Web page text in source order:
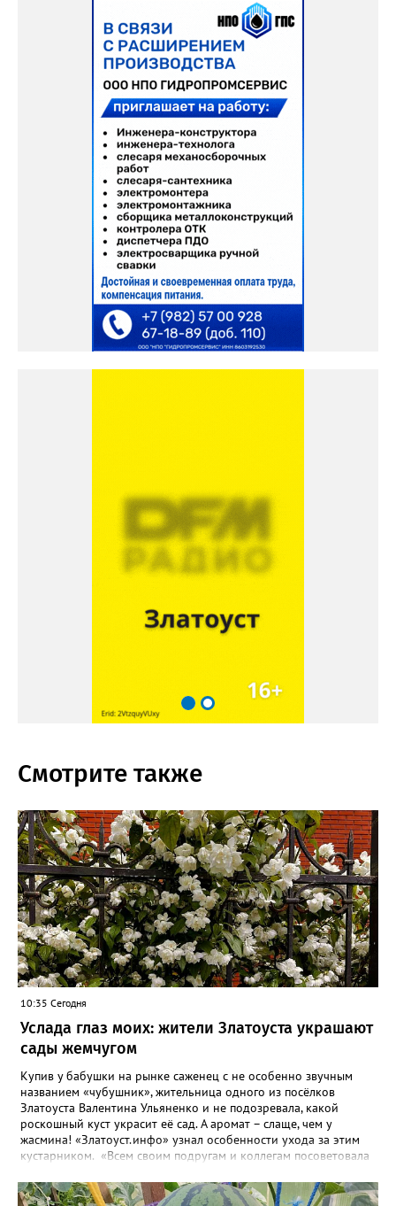
Смотрите также
10:35 Сегодня
Услада глаз моих: жители Златоуста украшают
сады жемчугом
Купив у бабушки на рынке саженец с не особенно звучным
названием «чубушник», жительница одного из посёлков
Златоуста Валентина Ульяненко и не подозревала, какой
роскошный куст украсит её сад. А аромат – слаще, чем у
жасмина! «Златоуст.инфо» узнал особенности ухода за этим
кустарником. «Всем своим подругам и коллегам посоветовала
городе всё больше, - рассказала нашему порталу Валентина. – У